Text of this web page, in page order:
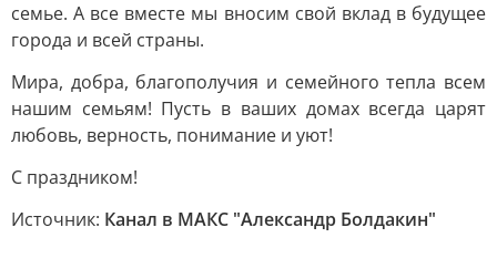
семье. А все вместе мы вносим свой вклад в будущее
города и всей страны.
Мира, добра, благополучия и семейного тепла всем
нашим семьям! Пусть в ваших домах всегда царят
любовь, верность, понимание и уют!
С праздником!
Источник: Канал в МАКС "Александр Болдакин"